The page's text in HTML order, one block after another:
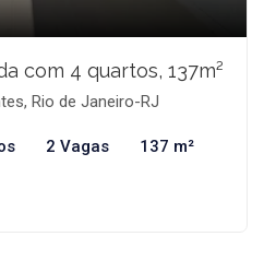
com 4 quartos, 137m²
Rio de Janeiro-RJ
2 Vagas 137 m²